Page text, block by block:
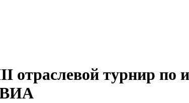
отраслевой турнир по